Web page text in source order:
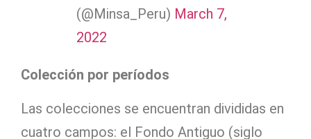
(@Minsa_Peru) March 7,
2022
Colección por períodos
Las colecciones se encuentran divididas en
cuatro campos: el Fondo Antiguo (siglo